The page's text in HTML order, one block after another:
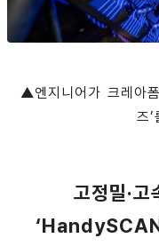
▲엔지니어가 크레아
즈
고정밀·